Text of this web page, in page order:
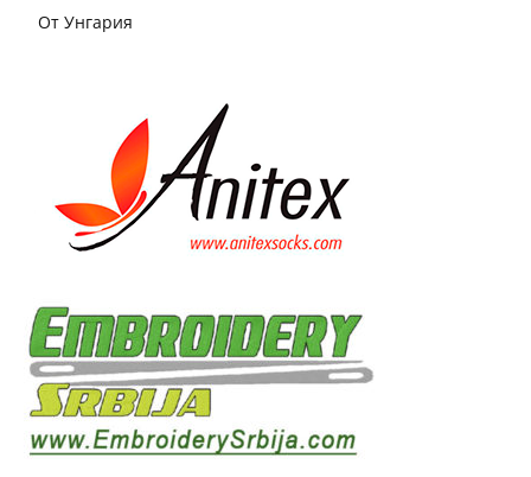
От Унгария